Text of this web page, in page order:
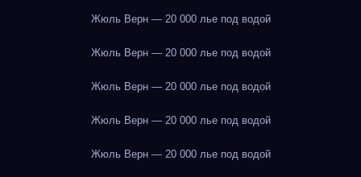
Жюль Верн — 20 000 лье под водой
Жюль Верн — 20 000 лье под водой
Жюль Верн — 20 000 лье под водой
Жюль Верн — 20 000 лье под водой
Жюль Верн — 20 000 лье под водой